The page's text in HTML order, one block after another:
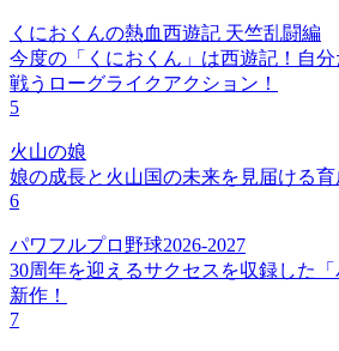
くにおくんの熱血西遊記 天竺乱闘編
今度の「くにおくん」は西遊記！自
戦うローグライクアクション！
5
火山の娘
娘の成長と火山国の未来を見届ける
6
パワフルプロ野球2026-2027
30周年を迎えるサクセスを収録した
新作！
7